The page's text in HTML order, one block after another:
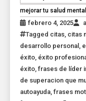
mejorar tu salud
febrero 4, 2025
Tagged citas, citas
desarrollo personal ,
éxito, éxito
éxito,frases de líder
de superacion que
autoayuda,frases